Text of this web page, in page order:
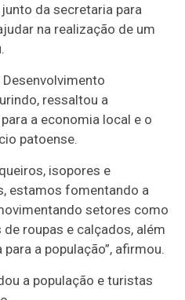
da secretaria para
na realização de um
ressaltou a
a economia local e o
patoense.
isopores e
estamos fomentando a
setores como
roupas e calçados, além
a população”, afirmou.
a população e turistas